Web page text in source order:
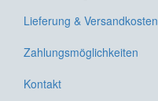
Lieferung & Versandkosten
Zahlungsmöglichkeiten
Kontakt